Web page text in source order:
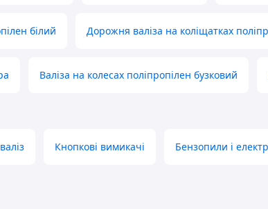
білий Дорожня валіза на коліщатках
Валіза на колесах поліпропілен бузковий
Кнопкові вимикачі Бензопили і